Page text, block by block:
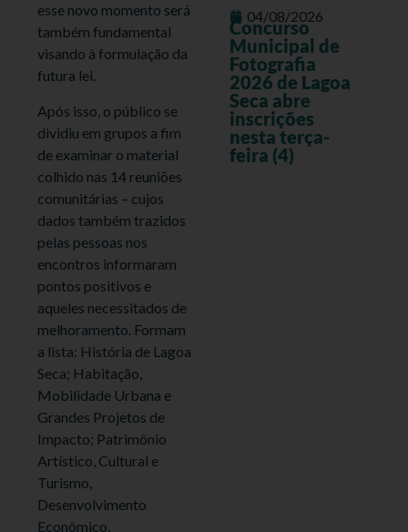
esse novo momento será
também fundamental
visando à formulação da
futura lei.
Após isso, o público se
dividiu em grupos a fim
de examinar o material
colhido nas 14 reuniões
comunitárias – cujos
dados também trazidos
pelas pessoas nos
encontros informaram
pontos positivos e
aqueles necessitados de
melhoramento. Formam
a lista: História de Lagoa
Seca; Habitação,
Mobilidade Urbana e
Grandes Projetos de
Impacto; Patrimônio
Artístico, Cultural e
Turismo,
Desenvolvimento
Econômico,
04/08/2026
Concurso
Municipal de
Fotografia
2026 de Lagoa
Seca abre
inscrições
nesta terça-
feira (4)